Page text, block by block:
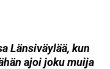
Länsiväylää, kun
ajoi joku muija